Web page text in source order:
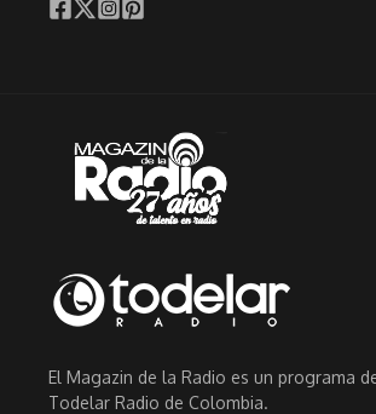
El Magazin de la Radio es un programa
Todelar Radio de Colombia.